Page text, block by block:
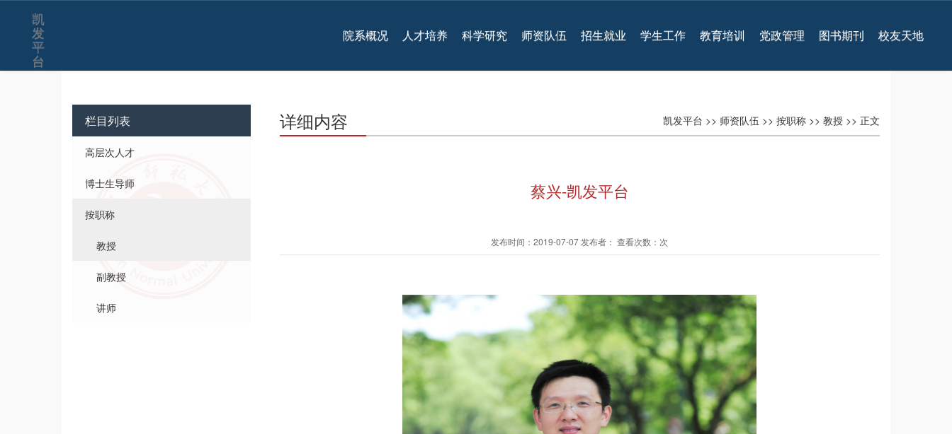
凯
发
平
台
院系概况 人才培养 科学研究 师资队伍 招生就业 学生工作 教育培训 党政管理 图书期刊 校友天地
栏目列表
高层次人才
博士生导师
按职称
教授
副教授
讲师
凯发平台 >> 师资队伍 >> 按职称 >> 教授 >> 正文
详细内容
蔡兴-凯发平台
发布时间：2019-07-07 发布者： 查看次数：次